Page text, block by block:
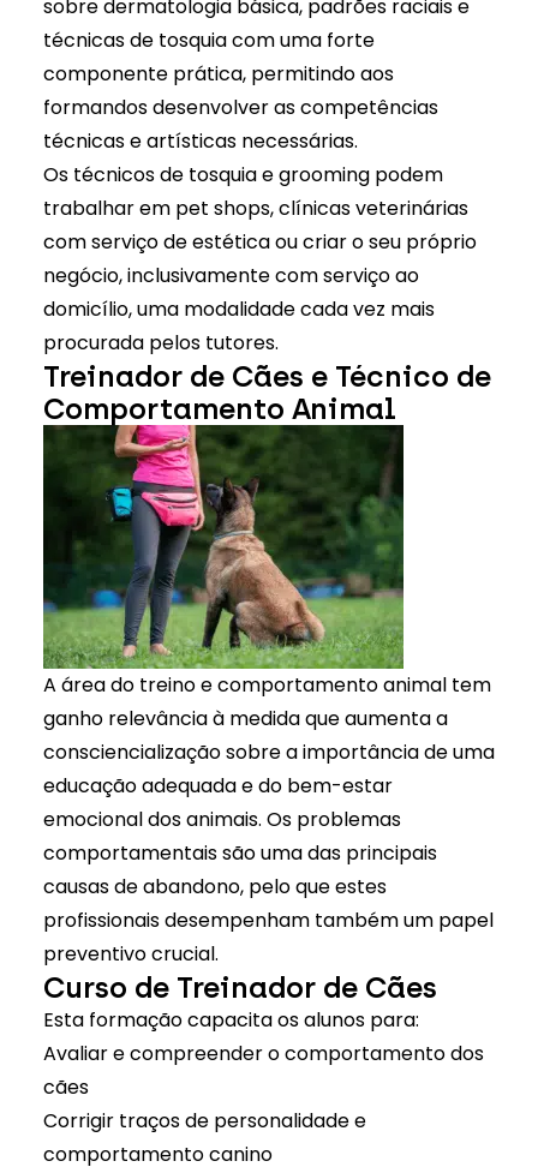
sobre dermatologia básica, padrões raciais e
técnicas de tosquia com uma forte
componente prática, permitindo aos
formandos desenvolver as competências
técnicas e artísticas necessárias.
Os técnicos de tosquia e grooming podem
trabalhar em pet shops, clínicas veterinárias
com serviço de estética ou criar o seu próprio
negócio, inclusivamente com serviço ao
domicílio, uma modalidade cada vez mais
procurada pelos tutores.
Treinador de Cães e Técnico de
Comportamento Animal
A área do treinoe comportamento animal tem
ganho relevância à medida que aumenta a
consciencialização sobre a importância de uma
educação adequada e do bem-estar
emocional dos animais. Os problemas
comportamentais são uma das principais
causas de abandono, pelo que estes
profissionais desempenham também um papel
preventivo crucial.
Curso de Treinador de Cães
Esta formação capacita os alunos para:
Avaliar e compreender o comportamento dos
cães
Corrigir traços de personalidade e
comportamento canino